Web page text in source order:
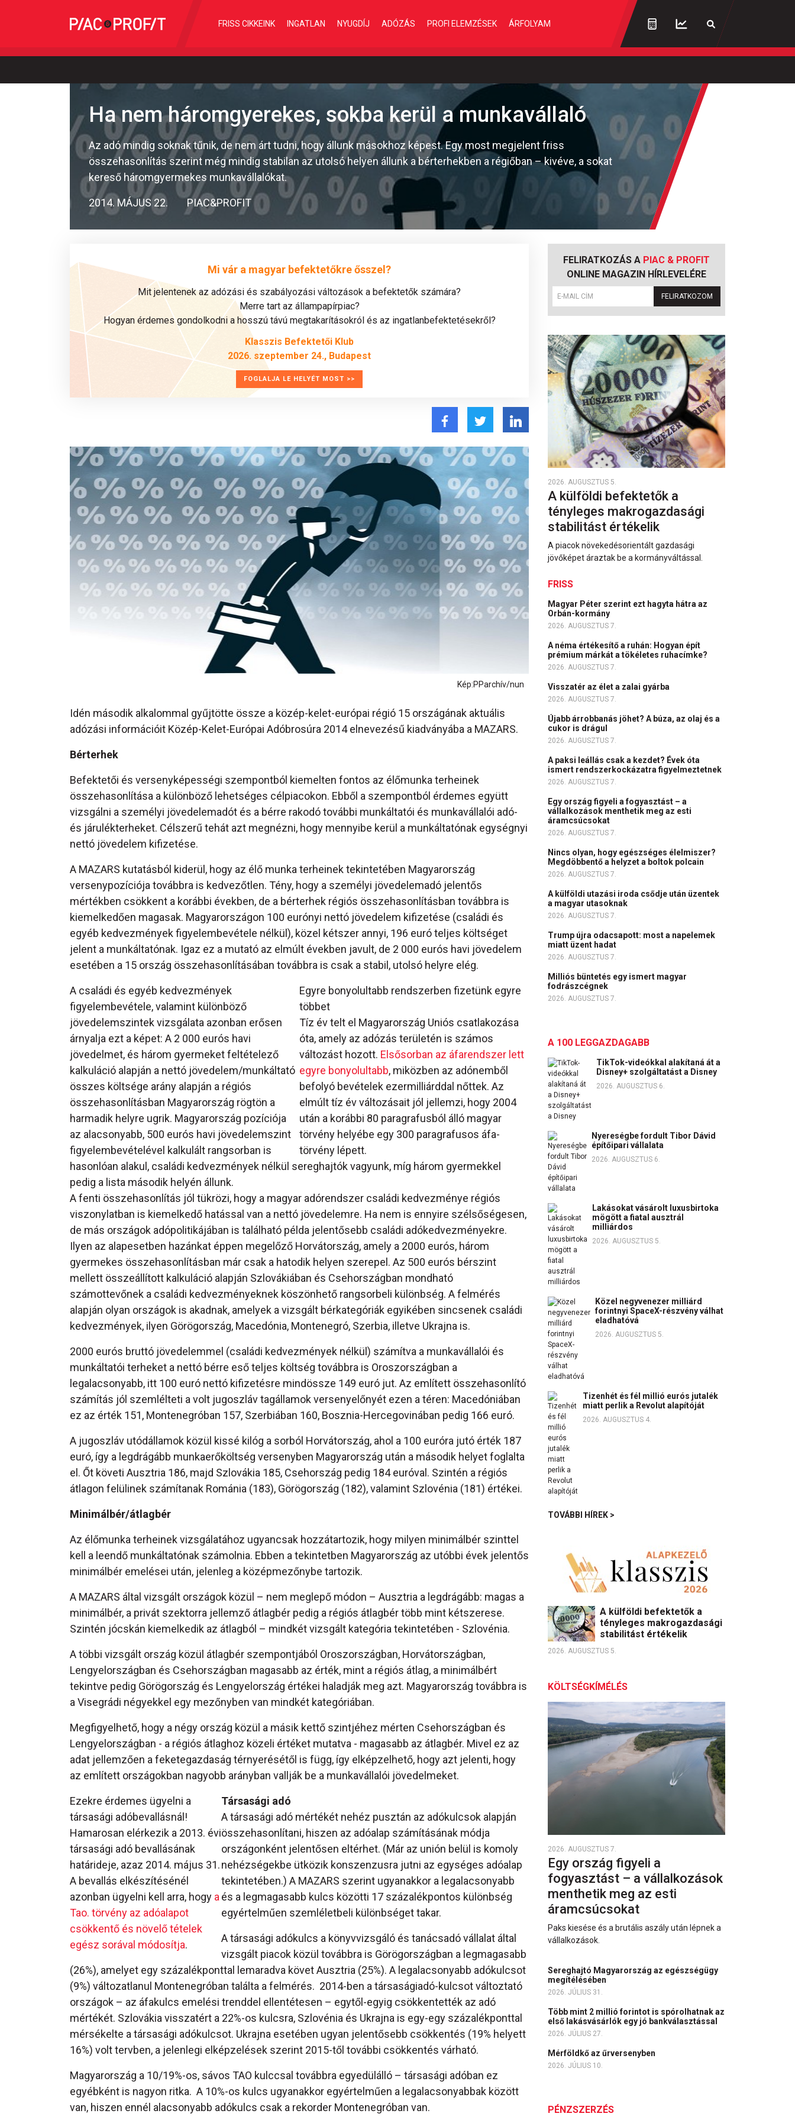
FRISS CIKKEINK INGATLAN NYUGDÍJ ADÓZÁS PROFI ELEMZÉSEK ÁRFOLYAM
Ha nem háromgyerekes, sokba kerül a munkavállaló
Az adó mindig soknak tűnik, de nem árt tudni, hogy állunk másokhoz képest. Egy most megjelent friss
összehasonlítás szerint még mindig stabilan az utolsó helyen állunk a bérterhekben a régiőban – kivéve, a sokat
kereső háromgyermekes munkavállalókat.
2014. MÁJUS 22. PIAC&PROFIT
Mi vár a magyar befektetőkre ősszel?
Mit jelentenek az adózási és szabályozási változások a befektetők számára?
Merre tart az állampapírpiac?
Hogyan érdemes gondolkodni a hosszú távú megtakarításokról és az ingatlanbefektetésekről?
Klasszis Befektetői Klub
2026. szeptember 24., Budapest
FOGLALJA LE HELYÉT MOST >>
Kép:PParchív/nun
Idén második alkalommal gyűjtötte össze a közép-kelet-európai régió 15 országának aktuális
adózási információit Közép-Kelet-Európai Adóbrosúra 2014 elnevezésű kiadványába a MAZARS.
Bérterhek
Befektetői és versenyképességi szempontból kiemelten fontos az élőmunka terheinek
összehasonlítása a különböző lehetséges célpiacokon. Ebből a szempontból érdemes együtt
vizsgálni a személyi jövedelemadót és a bérre rakodó további munkáltatói és munkavállalói adó-
és járulékterheket. Célszerű tehát azt megnézni, hogy mennyibe kerül a munkáltatónak egységnyi
nettó jövedelem kifizetése.
A MAZARS kutatásból kiderül, hogy az élő munka terheinek tekintetében Magyarország
versenypozíciója továbbra is kedvezőtlen. Tény, hogy a személyi jövedelemadó jelentős
mértékben csökkent a korábbi években, de a bérterhek régiós összehasonlításban továbbra is
kiemelkedően magasak. Magyarországon 100 eurónyi nettó jövedelem kifizetése (családi és
egyéb kedvezmények figyelembevétele nélkül), közel kétszer annyi, 196 euró teljes költséget
jelent a munkáltatónak. Igaz ez a mutató az elmúlt években javult, de 2 000 eurós havi jövedelem
esetében a 15 ország összehasonlításában továbbra is csak a stabil, utolsó helyre elég.
Egyre bonyolultabb rendszerben fizetünk egyre
többet
Tíz év telt el Magyarország Uniós csatlakozása
óta, amely az adózás területén is számos
változást hozott. Elsősorban az áfarendszer lett
egyre bonyolultabb, miközben az adónemből
befolyó bevételek ezermilliárddal nőttek. Az
elmúlt tíz év változásait jól jellemzi, hogy 2004
után a korábbi 80 paragrafusból álló magyar
törvény helyébe egy 300 paragrafusos áfa-
törvény lépett.
A családi és egyéb kedvezmények
figyelembevétele, valamint különböző
jövedelemszintek vizsgálata azonban erősen
árnyalja ezt a képet: A 2 000 eurós havi
jövedelmet, és három gyermeket feltételező
kalkuláció alapján a nettó jövedelem/munkáltató
összes költsége arány alapján a régiós
összehasonlításban Magyarország rögtön a
harmadik helyre ugrik. Magyarország pozíciója
az alacsonyabb, 500 eurós havi jövedelemszint
figyelembevételével kalkulált rangsorban is
hasonlóan alakul, családi kedvezmények nélkül sereghajtók vagyunk, míg három gyermekkel
pedig a lista második helyén állunk.
A fenti összehasonlítás jól tükrözi, hogy a magyar adórendszer családi kedvezménye régiós
viszonylatban is kiemelkedő hatással van a nettó jövedelemre. Ha nem is ennyire szélsőségesen,
de más országok adópolitikájában is található példa jelentősebb családi adókedvezményekre.
Ilyen az alapesetben hazánkat éppen megelőző Horvátország, amely a 2000 eurós, három
gyermekes összehasonlításban már csak a hatodik helyen szerepel. Az 500 eurós bérszint
mellett összeállított kalkuláció alapján Szlovákiában és Csehországban mondható
számottevőnek a családi kedvezményeknek köszönhető rangsorbeli különbség. A felmérés
alapján olyan országok is akadnak, amelyek a vizsgált bérkategóriák egyikében sincsenek családi
kedvezmények, ilyen Görögország, Macedónia, Montenegró, Szerbia, illetve Ukrajna is.
2000 eurós bruttó jövedelemmel (családi kedvezmények nélkül) számítva a munkavállalói és
munkáltatói terheket a nettó bérre eső teljes költség továbbra is Oroszországban a
legalacsonyabb, itt 100 euró nettó kifizetésre mindössze 149 euró jut. Az említett összehasonlító
számítás jól szemlélteti a volt jugoszláv tagállamok versenyelőnyét ezen a téren: Macedóniában
ez az érték 151, Montenegróban 157, Szerbiában 160, Bosznia-Hercegovinában pedig 166 euró.
A jugoszláv utódállamok közül kissé kilóg a sorból Horvátország, ahol a 100 euróra jutó érték 187
euró, így a legdrágább munkaerőköltség versenyben Magyarország után a második helyet foglalta
el. Őt követi Ausztria 186, majd Szlovákia 185, Csehország pedig 184 euróval. Szintén a régiós
átlagon felülinek számítanak Románia (183), Görögország (182), valamint Szlovénia (181) értékei.
Minimálbér/átlagbér
Az élőmunka terheinek vizsgálatához ugyancsak hozzátartozik, hogy milyen minimálbér szinttel
kell a leendő munkáltatónak számolnia. Ebben a tekintetben Magyarország az utóbbi évek jelentős
minimálbér emelései után, jelenleg a középmezőnybe tartozik.
A MAZARS által vizsgált országok közül – nem meglepő módon – Ausztria a legdrágább: magas a
minimálbér, a privát szektorra jellemző átlagbér pedig a régiós átlagbér több mint kétszerese.
Szintén jócskán kiemelkedik az átlagból – mindkét vizsgált kategória tekintetében - Szlovénia.
A többi vizsgált ország közül átlagbér szempontjából Oroszországban, Horvátországban,
Lengyelországban és Csehországban magasabb az érték, mint a régiós átlag, a minimálbért
tekintve pedig Görögország és Lengyelország értékei haladják meg azt. Magyarország továbbra is
a Visegrádi négyekkel egy mezőnyben van mindkét kategóriában.
Megfigyelhető, hogy a négy ország közül a másik kettő szintjéhez mérten Csehországban és
Lengyelországban - a régiós átlaghoz közeli értéket mutatva - magasabb az átlagbér. Mivel ez az
adat jellemzően a feketegazdaság térnyerésétől is függ, így elképzelhető, hogy azt jelenti, hogy
az említett országokban nagyobb arányban vallják be a munkavállalói jövedelmeket.
Ezekre érdemes ügyelni a
társasági adóbevallásnál!
Hamarosan elérkezik a 2013. évi
társasági adó bevallásának
határideje, azaz 2014. május 31.
A bevallás elkészítésénél
azonban ügyelni kell arra, hogy a
Tao. törvény az adóalapot
csökkentő és növelő tételek
egész sorával módosítja.
Társasági adó
A társasági adó mértékét nehéz pusztán az adókulcsok alapján
összehasonlítani, hiszen az adóalap számításának módja
országonként jelentősen eltérhet. (Már az unión belül is komoly
nehézségekbe ütközik konszenzusra jutni az egységes adóalap
tekintetében.) A MAZARS szerint ugyanakkor a legalacsonyabb
és a legmagasabb kulcs közötti 17 százalékpontos különbség
egyértelműen szemléletbeli különbséget takar.
A társasági adókulcs a könyvvizsgáló és tanácsadó vállalat által
vizsgált piacok közül továbbra is Görögországban a legmagasabb
(26%), amelyet egy százalékponttal lemaradva követ Ausztria (25%). A legalacsonyabb adókulcsot
(9%) változatlanul Montenegróban találta a felmérés. 2014-ben a társaságiadó-kulcsot változtató
országok – az áfakulcs emelési trenddel ellentétesen – egytől-egyig csökkentették az adó
mértékét. Szlovákia visszatért a 22%-os kulcsra, Szlovénia és Ukrajna is egy-egy százalékponttal
mérsékelte a társasági adókulcsot. Ukrajna esetében ugyan jelentősebb csökkentés (19% helyett
16%) volt tervben, a jelenlegi elképzelések szerint 2015-től további csökkentés várható.
Magyarország a 10/19%-os, sávos TAO kulccsal továbbra egyedülálló – társasági adóban ez
egyébként is nagyon ritka. A 10%-os kulcs ugyanakkor egyértelműen a legalacsonyabbak között
van, hiszen ennél alacsonyabb adókulcs csak a rekorder Montenegróban van.
FELIRATKOZÁS A PIAC & PROFIT
ONLINE MAGAZIN HÍRLEVELÉRE
FELIRATKOZOM
2026. AUGUSZTUS 5.
A külföldi befektetők a
tényleges makrogazdasági
stabilitást értékelik
A piacok növekedésorientált gazdasági
jövőképet áraztak be a kormányváltással.
FRISS
Magyar Péter szerint ezt hagyta hátra az
Orbán-kormány
2026. AUGUSZTUS 7.
A néma értékesítő a ruhán: Hogyan épít
prémium márkát a tökéletes ruhacímke?
2026. AUGUSZTUS 7.
Visszatér az élet a zalai gyárba
2026. AUGUSZTUS 7.
Újabb árrobbanás jöhet? A búza, az olaj és a
cukor is drágul
2026. AUGUSZTUS 7.
A paksi leállás csak a kezdet? Évek óta
ismert rendszerkockázatra figyelmeztetnek
2026. AUGUSZTUS 7.
Egy ország figyeli a fogyasztást – a
vállalkozások menthetik meg az esti
áramcsúcsokat
2026. AUGUSZTUS 7.
Nincs olyan, hogy egészséges élelmiszer?
Megdöbbentő a helyzet a boltok polcain
2026. AUGUSZTUS 7.
A külföldi utazási iroda csődje után üzentek
a magyar utasoknak
2026. AUGUSZTUS 7.
Trump újra odacsapott: most a napelemek
miatt üzent hadat
2026. AUGUSZTUS 7.
Milliós büntetés egy ismert magyar
fodrászcégnek
2026. AUGUSZTUS 7.
A 100 LEGGAZDAGABB
TikTok-videókkal alakítaná át a
Disney+ szolgáltatást a Disney
2026. AUGUSZTUS 6.
Nyereségbe fordult Tibor Dávid
építőipari vállalata
2026. AUGUSZTUS 6.
Lakásokat vásárolt luxusbirtoka
mögött a fiatal ausztrál
milliárdos
2026. AUGUSZTUS 5.
Közel negyvenezer milliárd
forintnyi SpaceX-részvény válhat
eladhatóvá
2026. AUGUSZTUS 5.
Tizenhét és fél millió eurós jutalék
miatt perlik a Revolut alapítóját
2026. AUGUSZTUS 4.
TOVÁBBI HÍREK >
A külföldi befektetők a
tényleges makrogazdasági
stabilitást értékelik
2026. AUGUSZTUS 5.
KÖLTSÉGKÍMÉLÉS
2026. AUGUSZTUS 7.
Egy ország figyeli a
fogyasztást – a vállalkozások
menthetik meg az esti
áramcsúcsokat
Paks kiesése és a brutális aszály után lépnek a
vállalkozások.
Sereghajtó Magyarország az egészségügy
megítélésében
2026. JÚLIUS 31.
Több mint 2 millió forintot is spórolhatnak az
első lakásvásárlók egy jó bankválasztással
2026. JÚLIUS 27.
Mérföldkő az űrversenyben
2026. JÚLIUS 10.
PÉNZSZERZÉS